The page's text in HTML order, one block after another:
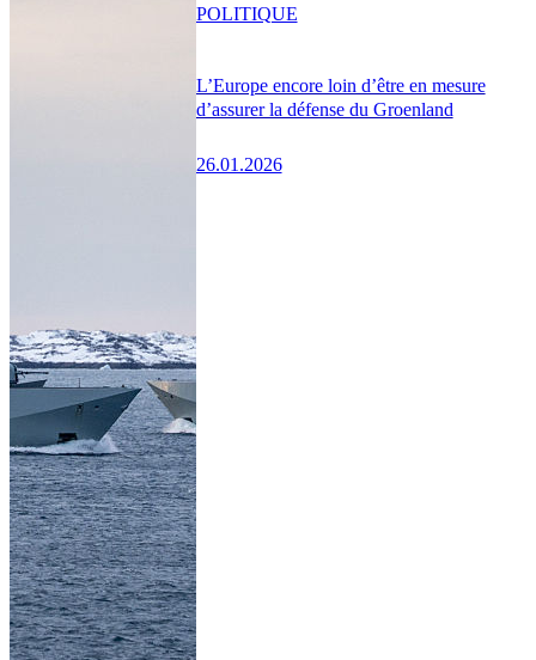
L’Europe encore loin d’être en mesure
d’assurer la défense du Groenland
26.01.2026
POLITIQUE